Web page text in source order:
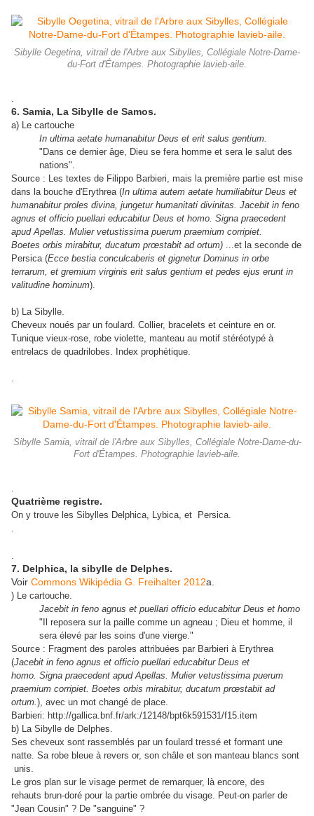
Sibylle Oegetina, vitrail de l'Arbre aux Sibylles, Collégiale Notre-Dame-
du-Fort d'Étampes. Photographie lavieb-aile.
6. Samia, La Sibylle de Samos.
a) Le cartouche
In ultima aetate humanabitur Deus et erit salus gentium.
"Dans ce dernier âge, Dieu se fera homme et sera le salut des
nations".
Source : Les textes de Filippo Barbieri, mais la première partie est mise
dans la bouche d'Erythrea (In ultima autem aetate humiliabitur Deus et
humanabitur proles divina, jungetur humanitati divinitas. Jacebit in feno
agnus et officio puellari educabitur Deus et homo. Signa praecedent
apud Apellas. Mulier vetustissima puerum praemium corripiet.
Boetes orbis mirabitur, ducatum prœstabit ad ortum) ...et la seconde de
Persica (Ecce bestia conculcaberis et gignetur Dominus in orbe
terrarum, et gremium virginis erit salus gentium et pedes ejus erunt in
valitudine hominum).
b) La Sibylle.
Cheveux noués par un foulard. Collier, bracelets et ceinture en or.
Tunique vieux-rose, robe violette, manteau au motif stéréotypé à
entrelacs de quadrilobes. Index prophétique.
Sibylle Samia, vitrail de l'Arbre aux Sibylles, Collégiale Notre-Dame-du-
Fort d'Étampes. Photographie lavieb-aile.
Quatrième registre.
On y trouve les Sibylles Delphica, Lybica, et Persica.
7. Delphica, la sibylle de Delphes.
Voir Commons Wikipédia G. Freihalter 2012a.
) Le cartouche.
Jacebit in feno agnus et puellari officio educabitur Deus et homo
"Il reposera sur la paille comme un agneau ; Dieu et homme, il
sera élevé par les soins d'une vierge."
Source : Fragment des paroles attribuées par Barbieri à Erythrea
(Jacebit in feno agnus et officio puellari educabitur Deus et
homo. Signa praecedent apud Apellas. Mulier vetustissima puerum
praemium corripiet. Boetes orbis mirabitur, ducatum prœstabit ad
ortum.), avec un mot changé de place.
Barbieri: http://gallica.bnf.fr/ark:/12148/bpt6k591531/f15.item
b) La Sibylle de Delphes.
Ses cheveux sont rassemblés par un foulard tressé et formant une
natte. Sa robe bleue à revers or, son châle et son manteau blancs sont
unis.
Le gros plan sur le visage permet de remarquer, là encore, des
rehauts brun-doré pour la partie ombrée du visage. Peut-on parler de
"Jean Cousin" ? De "sanguine" ?